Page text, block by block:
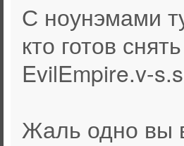
С ноунэмами
кто готов
EvilEmpire.v-
Жаль одно вы